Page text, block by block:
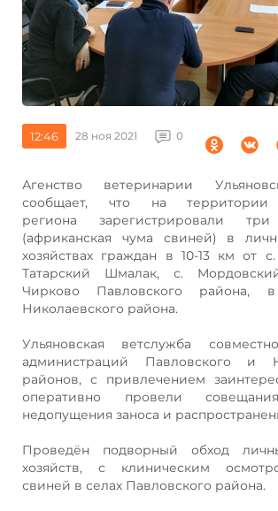
12:46 28 ноя 2021 0
Агенство ветеринарии
сообщает, что на территории
региона зарегистрировали
(африканская чума свиней) в
хозяйствах граждан в 10-13 км от
Татарский Шмалак, с.
Чирково Павловского
Николаевского района.
Ульяновская ветслужба
администраций Павловского и
районов, с привлечением
оперативно провели
недопущения заноса и
Проведён подворный обход
хозяйств, с клиническим
свиней в селах Павловского района.